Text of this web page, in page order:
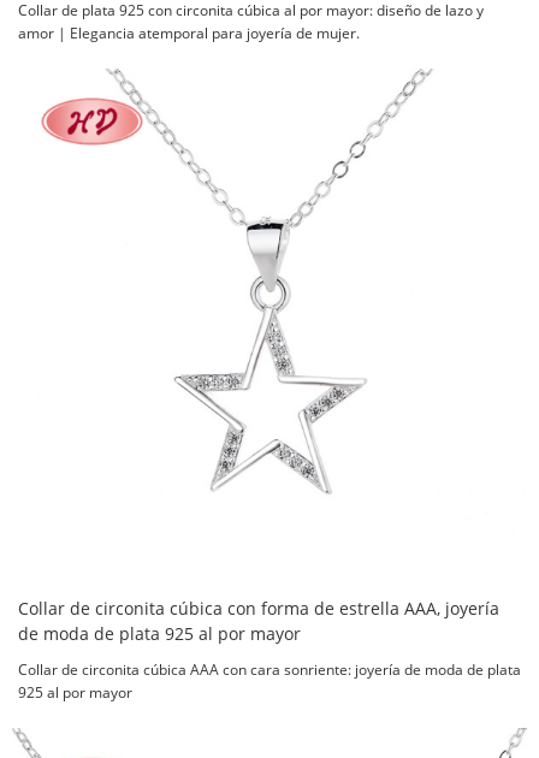
Collar de plata 925 con circonita cúbica al por mayor: diseño de lazo y
amor | Elegancia atemporal para joyería de mujer.
Collar de circonita cúbica con forma de estrella AAA, joyería
de moda de plata 925 al por mayor
Collar de circonita cúbica AAA con cara sonriente: joyería de moda de plata
925 al por mayor